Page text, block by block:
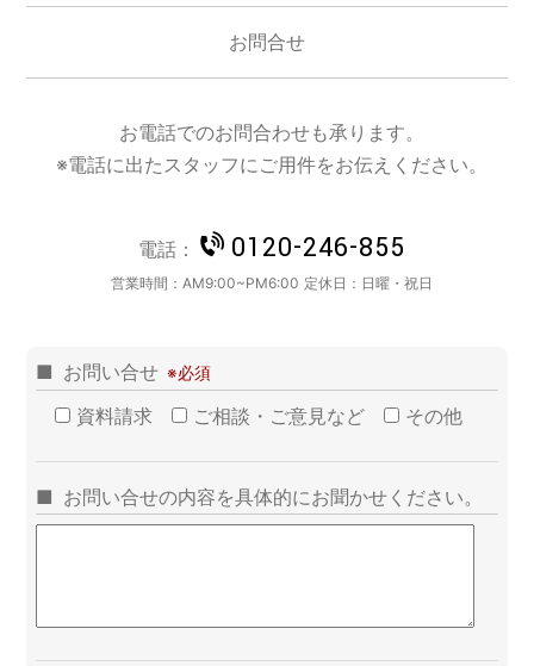
お問合せ
お電話でのお問合わせも承ります。
※電話に出たスタッフにご用件をお伝えください。
電話： 0120-246-855
営業時間：AM9:00~PM6:00 定休日： 日曜・祝日
お問い合せ
資料請求
ご相談・ご意見など その他
お問い合せの内容を具体的にお聞かせください。